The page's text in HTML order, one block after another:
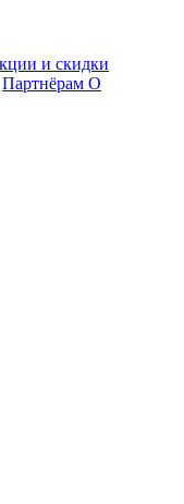
и скидки
Партнёрам О